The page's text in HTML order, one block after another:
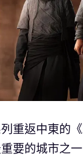
重返中東的
要的城市之